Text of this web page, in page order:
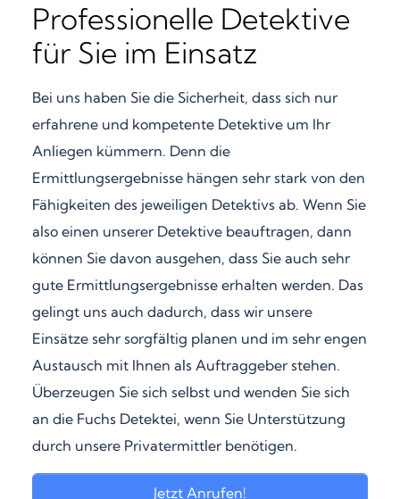
Professionelle Detektive
für Sie im Einsatz
Bei uns haben Sie die Sicherheit, dass sich nur
erfahrene und kompetente Detektive um Ihr
Anliegen kümmern. Denn die
Ermittlungsergebnisse hängen sehr stark von den
Fähigkeiten des jeweiligen Detektivs ab. Wenn Sie
also einen unserer Detektive beauftragen, dann
können Sie davon ausgehen, dass Sie auch sehr
gute Ermittlungsergebnisse erhalten werden. Das
gelingt uns auch dadurch, dass wir unsere
Einsätze sehr sorgfältig planen und im sehr engen
Austausch mit Ihnen als Auftraggeber stehen.
Überzeugen Sie sich selbst und wenden Sie sich
an die Fuchs Detektei, wenn Sie Unterstützung
durch unsere Privatermittler benötigen.
Jetzt Anrufen!